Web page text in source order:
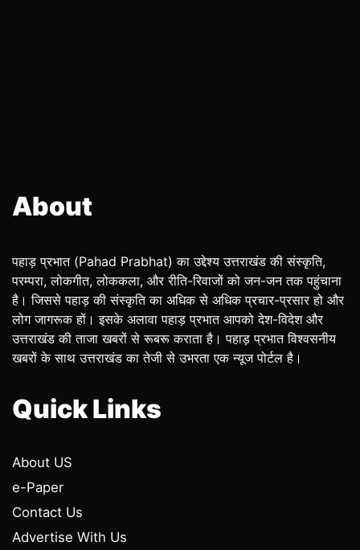
About
पहाड़ प्रभात (Pahad Prabhat) का उद्देश्य उत्तराखंड की संस्कृति,
परम्परा, लोकगीत, लोककला, और रीति-रिवाजों को जन-जन तक पहुंचाना
है। जिससे पहाड़ की संस्कृति का अधिक से अधिक प्रचार-प्रसार हो और
लोग जागरूक हों। इसके अलावा पहाड़ प्रभात आपको देश-विदेश और
उत्तराखंड की ताजा खबरों से रूबरू कराता है। पहाड़ प्रभात विश्वसनीय
खबरों के साथ उत्तराखंड का तेजी से उभरता एक न्यूज पोर्टल है।
Quick Links
About US
e-Paper
Contact Us
Advertise With Us